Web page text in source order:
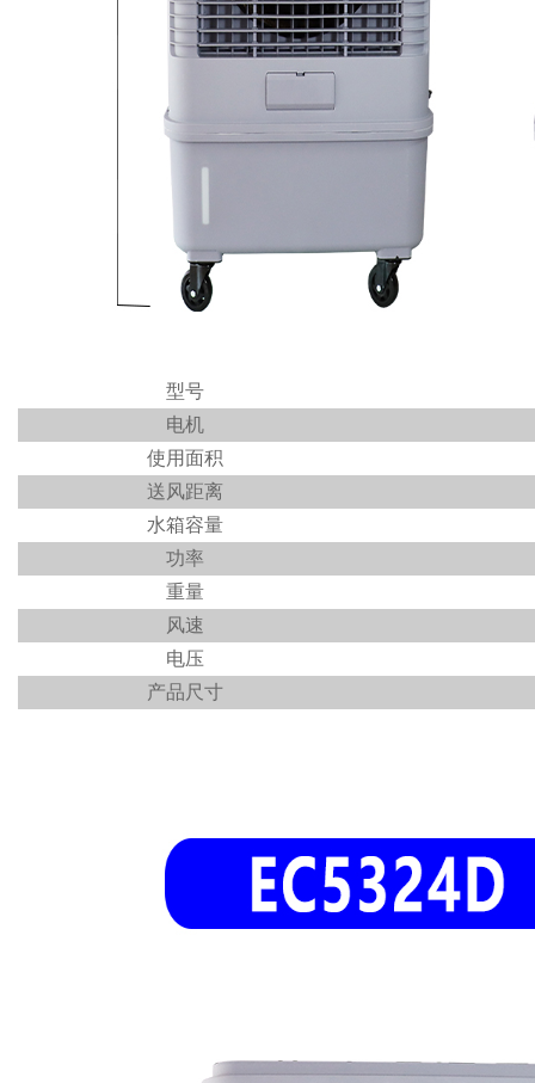
型号
电机
使用面积
送风距离
水箱容量
功率
重量
风速
电压
产品尺寸